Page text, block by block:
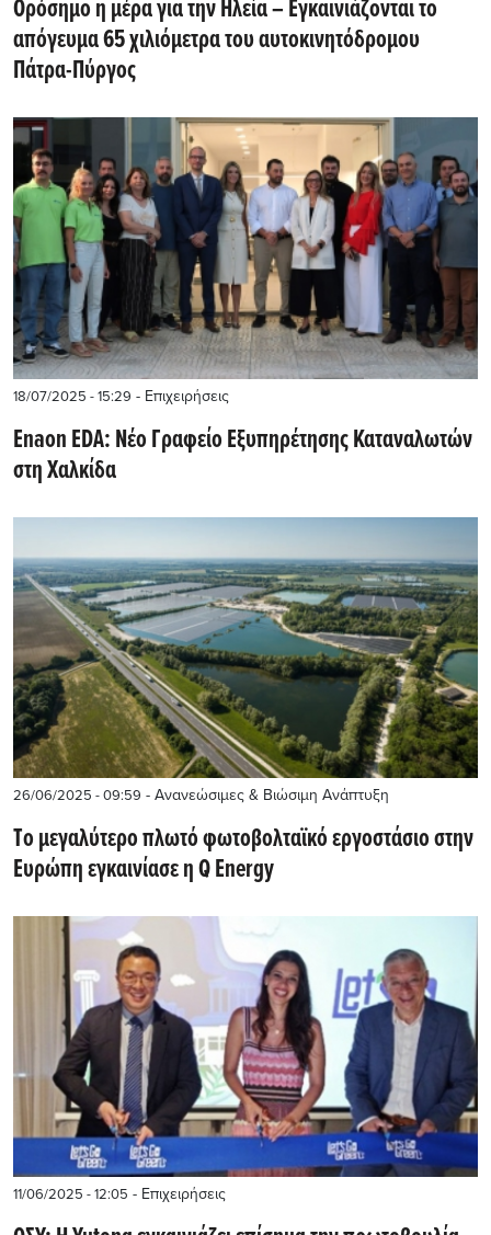
Ορόσημο η μέρα για την Ηλεία – Εγκαινιάζονται το
απόγευμα 65 χιλιόμετρα του αυτοκινητόδρομου
Πάτρα-Πύργος
18/07/2025 - 15:29 - Επιχειρήσεις
Enaon EDA: Νέο Γραφείο Εξυπηρέτησης Καταναλωτών
στη Χαλκίδα
26/06/2025 - 09:59 - Ανανεώσιμες & Βιώσιμη Ανάπτυξη
Tο μεγαλύτερο πλωτό φωτοβολταϊκό εργοστάσιο στην
Ευρώπη εγκαινίασε η Q Energy
11/06/2025 - 12:05 - Επιχειρήσεις